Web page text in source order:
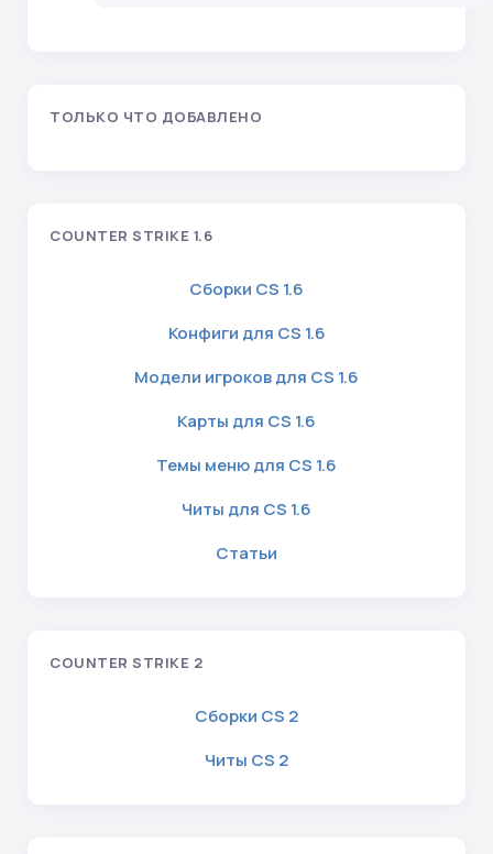
ТОЛЬКО ЧТО ДОБАВЛЕНО
COUNTER STRIKE 1.6
Сборки CS 1.6
Конфиги для CS 1.6
Модели игроков для CS 1.6
Карты для CS 1.6
Темы меню для CS 1.6
Читы для CS 1.6
Статьи
COUNTER STRIKE 2
Сборки CS 2
Читы CS 2